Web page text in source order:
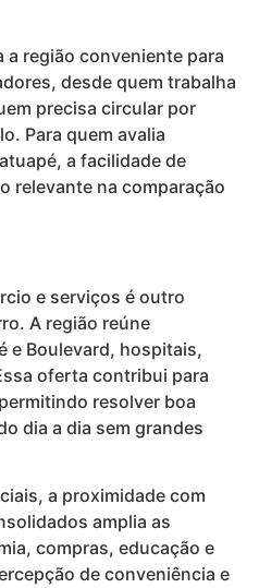
região conveniente para
desde quem trabalha
precisa circular por
Para quem avalia
a facilidade de
relevante na comparação
e serviços é outro
A região reúne
e Boulevard, hospitais,
oferta contribui para
resolver boa
dia a dia sem grandes
a proximidade com
amplia as
compras, educação e
de conveniência e